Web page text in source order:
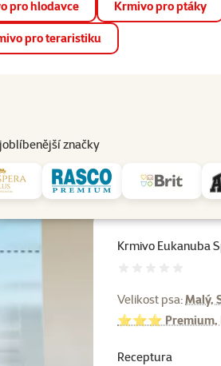
aplikaci Super zoo.Více informací
pro hlodavce Krmivo pro ptáky
pro teraristiku
značky
Služby
Adult Mono Protein Salmon 2,3 kg
Krmivo Eukanuba
Velikost psa:Malý,
⭐⭐⭐ Premium,
Receptura